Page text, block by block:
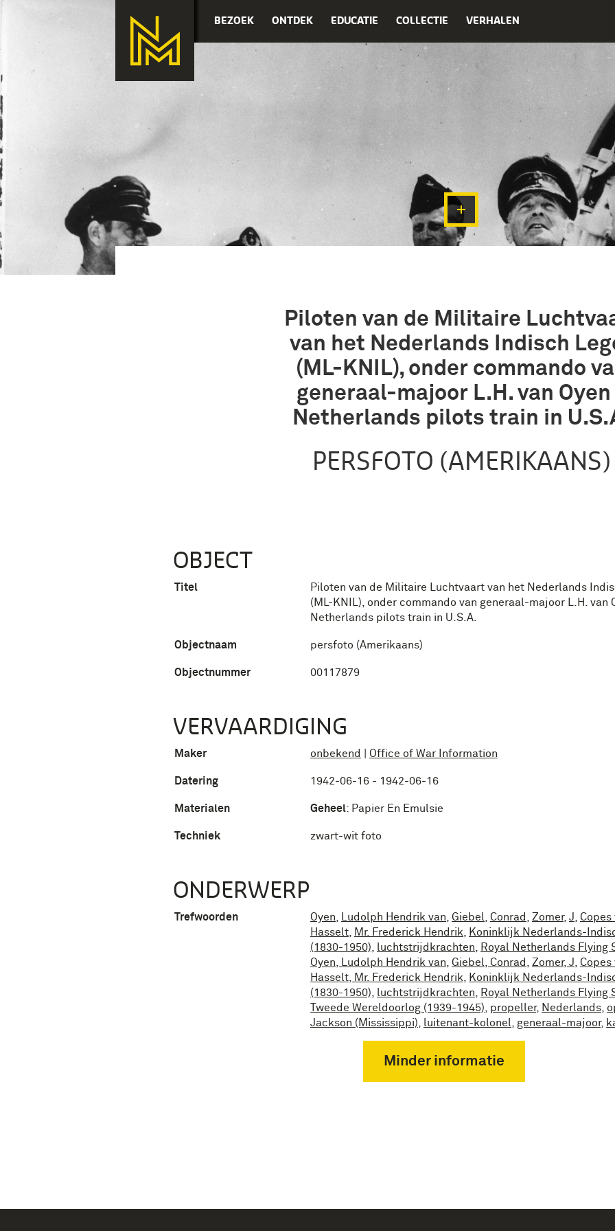
BEZOEK ONTDEK EDUCATIE COLLECTIE VERHALEN
Piloten van de Militaire
van het Nederlands Indisch
(ML-KNIL), onder commando
generaal-majoor L.H. van
Netherlands pilots train in
PERSFOTO (AMERIKAANS)
OBJECT
Titel
Piloten van de Militaire Luchtvaart van het Nederlands
(ML-KNIL), onder commando van generaal-majoor L.H. van
Netherlands pilots train in U.S.A.
Objectnaam persfoto (Amerikaans)
Objectnummer 00117879
VERVAARDIGING
Maker onbekend Office of War Information
Datering 1942-06-16 - 1942-06-16
Materialen Geheel: Papier En Emulsie
Techniek zwart-wit foto
ONDERWERP
Trefwoorden Oyen Ludolph Hendrik van Giebel Conrad Zomer, J Copes
Hasselt
Mr. Frederick Hendrik
Koninklijk Nederlands-
(1830-1950)
luchtstrijdkrachten
Royal Netherlands Flying
Oyen, Ludolph Hendrik van Giebel, Conrad Zomer, J Copes
Hasselt, Mr. Frederick Hendrik
Koninklijk Nederlands-
(1830-1950)
luchtstrijdkrachten
Royal Netherlands Flying
Tweede Wereldoorlog (1939-1945)
propeller, Nederlands
Jackson (Mississippi)
luitenant-kolonel generaal-majoor,
Minder informatie